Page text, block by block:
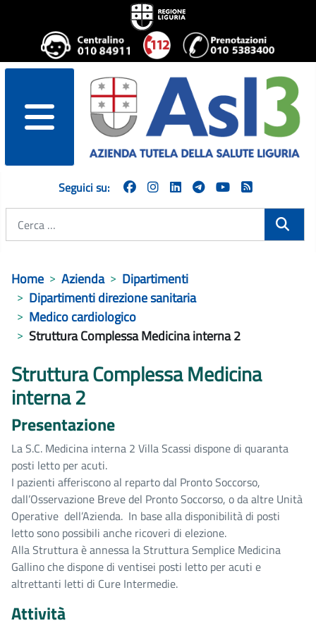
menu
Seguici su:
Home Azienda
Dipartimenti
Dipartimenti direzione sanitaria
Medico cardiologico
Struttura Complessa Medicina interna 2
Struttura Complessa Medicina
interna 2
Presentazione
La S.C. Medicina interna 2 Villa Scassi dispone di quaranta
posti letto per acuti.
I pazienti afferiscono al reparto dal Pronto Soccorso,
dall’Osservazione Breve del Pronto Soccorso, o da altre Unità
Operative dell’Azienda. In base alla disponibilità di posti
letto sono possibili anche ricoveri di elezione.
Alla Struttura è annessa la Struttura Semplice Medicina
Gallino che dispone di ventisei posti letto per acuti e
altrettanti letti di Cure Intermedie.
Attività